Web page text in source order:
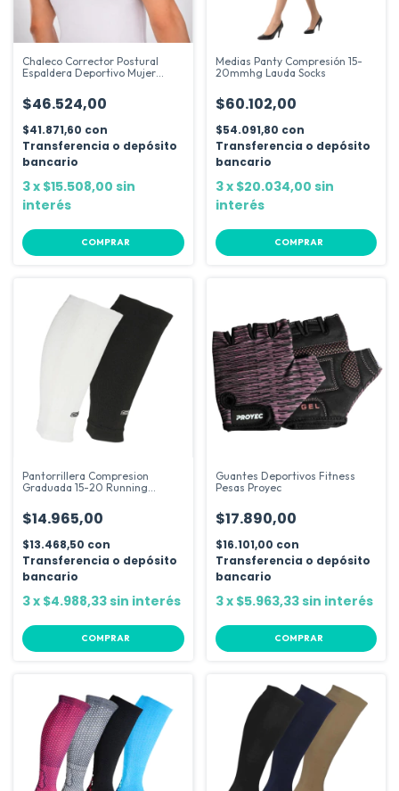
Chaleco Corrector Postural
Espaldera Deportivo Mujer
$46.524,00
$41.871,60 con
Transferencia o depósito
bancario
3x $15.508,00 sin
interés
COMPRAR
Medias Panty Compresión 15-
20mmhg Lauda Socks
$60.102,00
$54.091,80 con
Transferencia o depósito
bancario
3x $20.034,00 sin
interés
COMPRAR
Pantorrillera Compresion
Graduada 15-20 Running
$14.965,00
$13.468,50 con
Transferencia o depósito
bancario
3x $4.988,33sin interés
COMPRAR
Guantes Deportivos Fitness
Pesas Proyec
$17.890,00
$16.101,00 con
Transferencia o depósito
bancario
3x $5.963,33sin interés
COMPRAR